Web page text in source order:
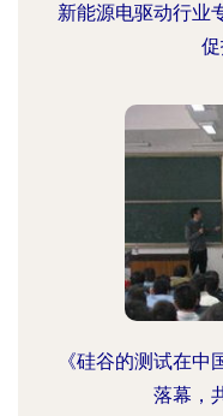
新能源电驱动行业
《硅谷的测试在
落幕，